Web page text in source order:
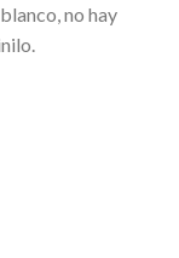
no hay